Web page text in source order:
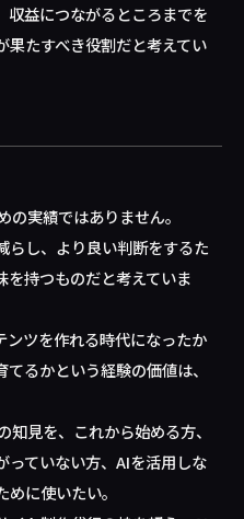
収益につながるところまでを
果たすべき役割だと考えてい
実績ではありません。
らし、より良い判断をするた
を持つものだと考えていま
ツを作れる時代になったか
るかという経験の価値は、
見を、これから始める方、
っていない方、AIを活用しな
に使いたい。